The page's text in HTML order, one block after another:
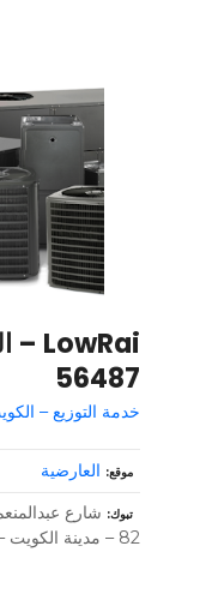
56487
خدمة التوزيع –
موقع العارضية
تبوك
82 – مدينة الكويت – الكويت –